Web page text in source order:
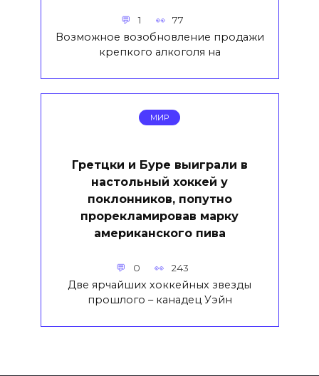
1 77
Возможное возобновление продажи
крепкого алкоголя на
МИР
Гретцки и Буре выиграли в
настольный хоккей у
поклонников, попутно
прорекламировав марку
американского пива
0 243
Две ярчайших хоккейных звезды
прошлого – канадец Уэйн